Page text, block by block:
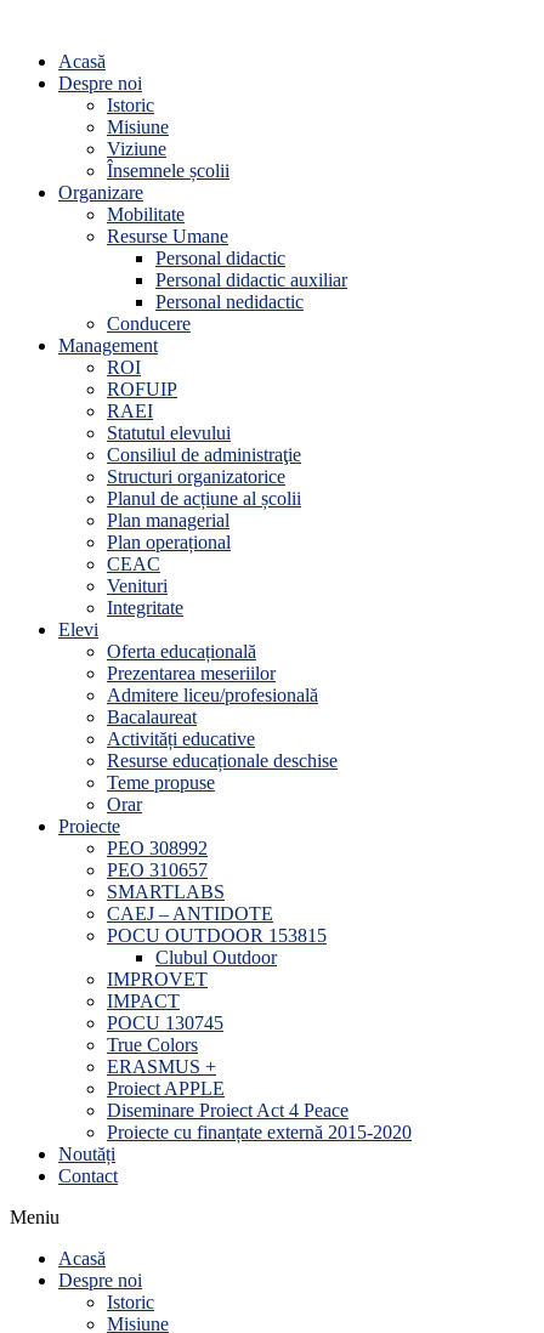
Acasă
Despre noi
Istoric
Misiune
Viziune
Însemnele școlii
Organizare
Mobilitate
Resurse Umane
Personal didactic
Personal didactic auxiliar
Personal nedidactic
Conducere
Management
ROI
ROFUIP
RAEI
Statutul elevului
Consiliul de administraţie
Structuri organizatorice
Planul de acțiune al școlii
Plan managerial
Plan operațional
CEAC
Venituri
Integritate
Elevi
Oferta educațională
Prezentarea meseriilor
Admitere liceu/profesională
Bacalaureat
Activități educative
Resurse educaționale deschise
Teme propuse
Orar
Proiecte
PEO 308992
PEO 310657
SMARTLABS
CAEJ – ANTIDOTE
POCU OUTDOOR 153815
Clubul Outdoor
IMPROVET
IMPACT
POCU 130745
True Colors
ERASMUS +
Proiect APPLE
Diseminare Proiect Act 4 Peace
Proiecte cu finanțate externă 2015-2020
Noutăți
Contact
Meniu
Acasă
Despre noi
Istoric
Misiune